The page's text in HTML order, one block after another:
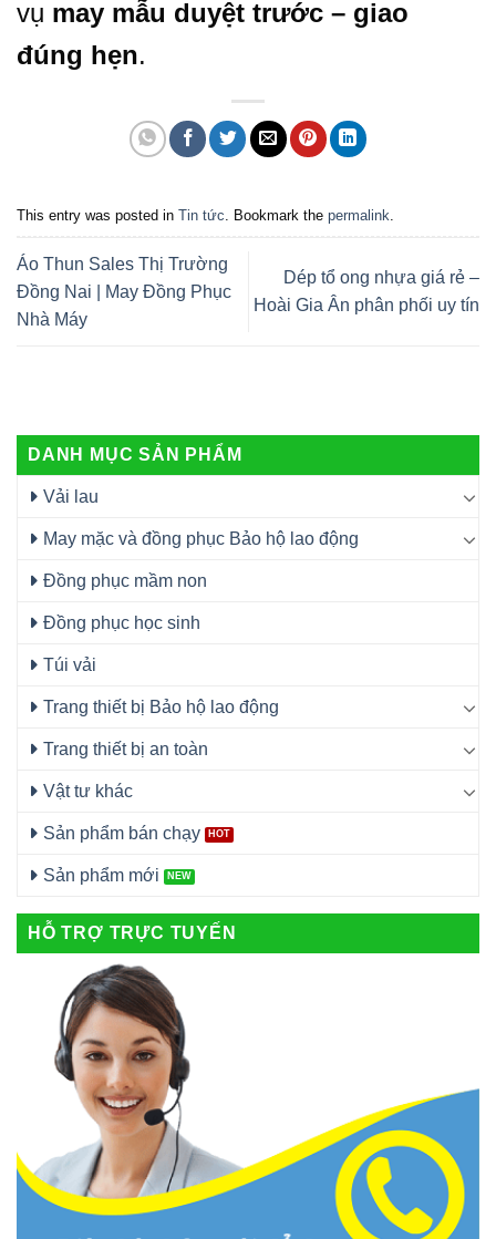
vụ may mẫu duyệt trước – giao
đúng hẹn.
This entry was posted in Tin tức. Bookmark the permalink.
Áo Thun Sales Thị Trường
Đồng Nai | May Đồng Phục
Nhà Máy
Dép tổ ong nhựa giá rẻ –
Hoài Gia Ân phân phối uy tín
DANH MỤC SẢN PHẨM
Vải lau
May mặc và đồng phục Bảo hộ lao động
Đồng phục mầm non
Đồng phục học sinh
Túi vải
Trang thiết bị Bảo hộ lao động
Trang thiết bị an toàn
Vật tư khác
Sản phẩm bán chạy
Sản phẩm mới
HỖ TRỢ TRỰC TUYẾN